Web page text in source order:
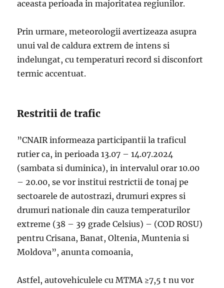
aceasta perioada in majoritatea regiunilor.
Prin urmare, meteorologii avertizeaza asupra
unui val de caldura extrem de intens si
indelungat, cu temperaturi record si disconfort
termic accentuat.
Restritii de trafic
”CNAIR informeaza participantii la traficul
rutier ca, in perioada 13.07 – 14.07.2024
(sambata si duminica), in intervalul orar 10.00
– 20.00, se vor institui restrictii de tonaj pe
sectoarele de autostrazi, drumuri expres si
drumuri nationale din cauza temperaturilor
extreme (38 – 39 grade Celsius) – (COD ROSU)
pentru Crisana, Banat, Oltenia, Muntenia si
Moldova”, anunta comoania,
Astfel, autovehiculele cu MTMA ≥7,5 t nu vor